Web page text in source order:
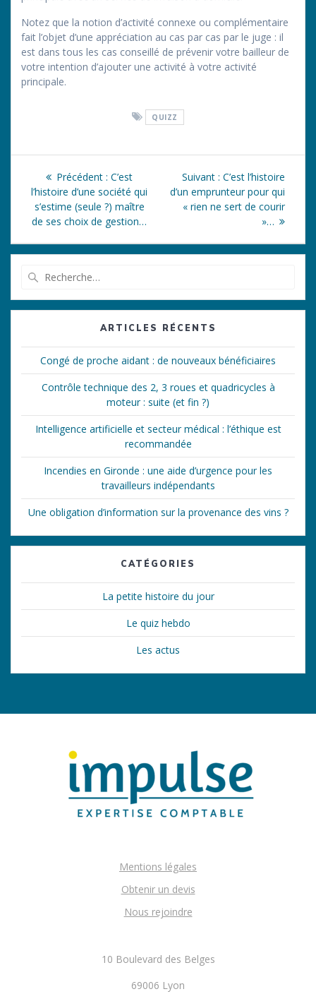
Notez que la notion d’activité connexe ou complémentaire
fait l’objet d’une appréciation au cas par cas par le juge : il
est dans tous les cas conseillé de prévenir votre bailleur de
votre intention d’ajouter une activité à votre activité
principale.
QUIZZ
Navigation
de
l’article
Précédent : Article
précédent
:
C’est
l’histoire d’une société qui
s’estime (seule ?) maître
de ses choix de gestion…
Suivant : Article
suivant
C’est l’histoire
d’un emprunteur pour qui
« rien ne sert de courir
»…
:
ARTICLES RÉCENTS
Congé de proche aidant : de nouveaux bénéficiaires
Contrôle technique des 2, 3 roues et quadricycles à
moteur : suite (et fin ?)
Intelligence artificielle et secteur médical : l’éthique est
recommandée
Incendies en Gironde : une aide d’urgence pour les
travailleurs indépendants
Une obligation d’information sur la provenance des vins ?
CATÉGORIES
La petite histoire du jour
Le quiz hebdo
Les actus
Mentions légales
Obtenir un devis
Nous rejoindre
10 Boulevard des Belges
69006 Lyon